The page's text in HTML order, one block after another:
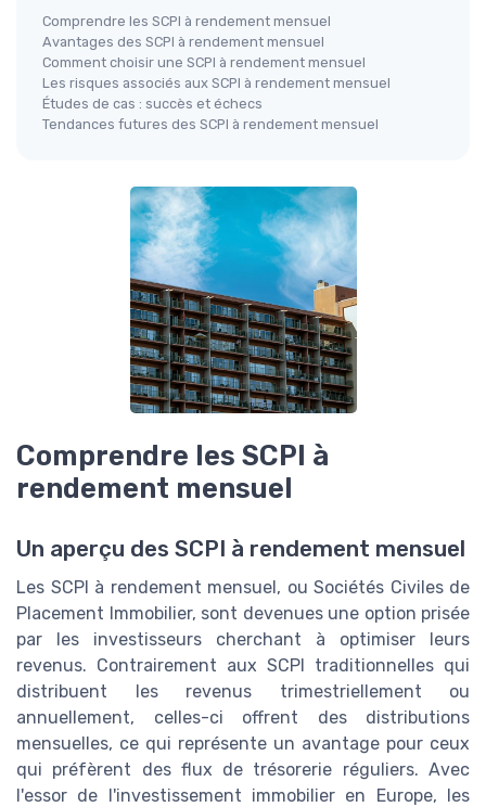
Comprendre les SCPI à rendement mensuel
Avantages des SCPI à rendement mensuel
Comment choisir une SCPI à rendement mensuel
Les risques associés aux SCPI à rendement mensuel
Études de cas : succès et échecs
Tendances futures des SCPI à rendement mensuel
Comprendre les SCPI à
rendement mensuel
Un aperçu des SCPI à rendement mensuel
Les SCPI à rendement mensuel, ou Sociétés Civiles de
Placement Immobilier, sont devenues une option prisée
par les investisseurs cherchant à optimiser leurs
revenus. Contrairement aux SCPI traditionnelles qui
distribuent les revenus trimestriellement ou
annuellement, celles-ci offrent des distributions
mensuelles, ce qui représente un avantage pour ceux
qui préfèrent des flux de trésorerie réguliers. Avec
l'essor de l'investissement immobilier en Europe, les